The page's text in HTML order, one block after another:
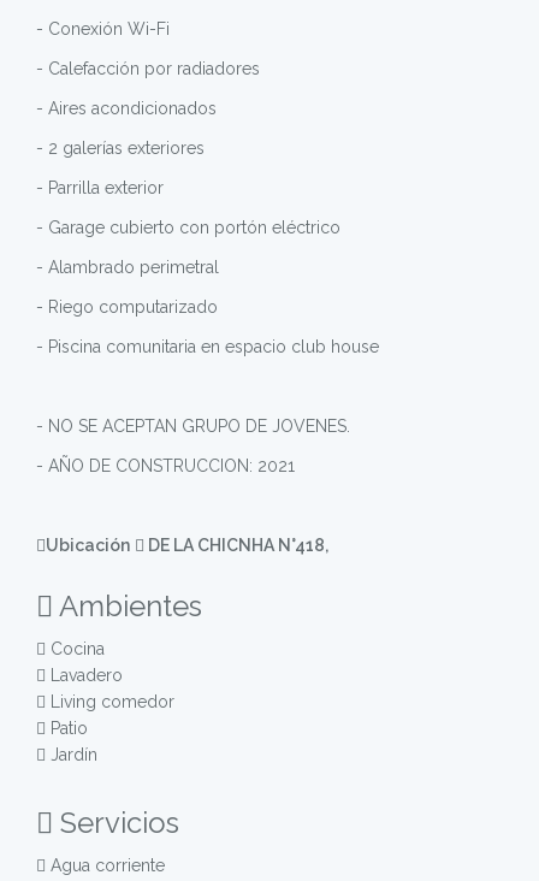
- ⁠Conexión Wi-Fi
- ⁠Calefacción por radiadores
- ⁠Aires acondicionados
- ⁠2 galerías exteriores
- ⁠Parrilla exterior
- ⁠Garage cubierto con portón eléctrico
- ⁠Alambrado perimetral
- ⁠Riego computarizado
- ⁠Piscina comunitaria en espacio club house
- NO SE ACEPTAN GRUPO DE JOVENES.
- AÑO DE CONSTRUCCION: 2021
Ubicación DE LA CHICNHA N°418,
Ambientes
Cocina
Lavadero
Living comedor
Patio
Jardín
Servicios
Agua corriente